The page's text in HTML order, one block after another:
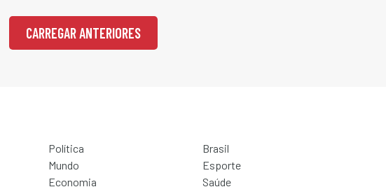
CARREGAR ANTERIORES
Política
Brasil
Mundo
Esporte
Economia
Saúde